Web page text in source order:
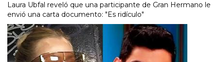
Laura Ubfal reveló que una participante de Gran Hermano le
envió una carta documento: "Es ridículo"